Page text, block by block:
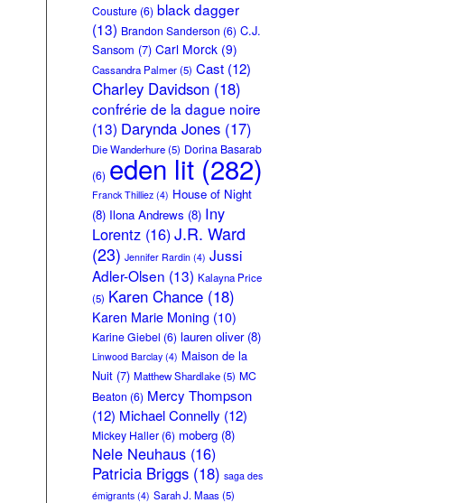
Cousture (6) black dagger
(13) Brandon Sanderson (6) C.J.
Sansom (7) Carl Morck (9)
Cassandra Palmer(5) Cast (12)
Charley Davidson (18)
confrérie de la dague noire
(13) Darynda Jones (17)
Die Wanderhure(5) Dorina Basarab
(6) eden lit (282)
Franck Thilliez (4) House of Night
(8) Ilona Andrews (8) Iny
Lorentz (16)J.R. Ward
(23) Jennifer Rardin (4) Jussi
Adler-Olsen (13) Kalayna Price
(5) Karen Chance (18)
Karen Marie Moning (10)
Karine Giebel (6) lauren oliver(8)
Linwood Barclay (4) Maison de la
Nuit (7) Matthew Shardlake(5) MC
Beaton (6) Mercy Thompson
(12) Michael Connelly (12)
Mickey Haller (6) moberg (8)
Nele Neuhaus (16)
Patricia Briggs (18) saga des
émigrants (4) Sarah J. Maas(5)